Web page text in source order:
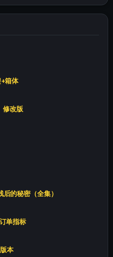
箱体
修改版
后的秘密（全集）
单指标
本